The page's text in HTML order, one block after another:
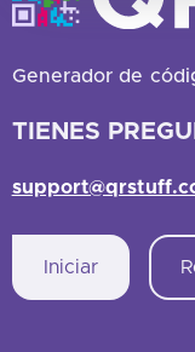
Generador de
TIENES
Iniciar